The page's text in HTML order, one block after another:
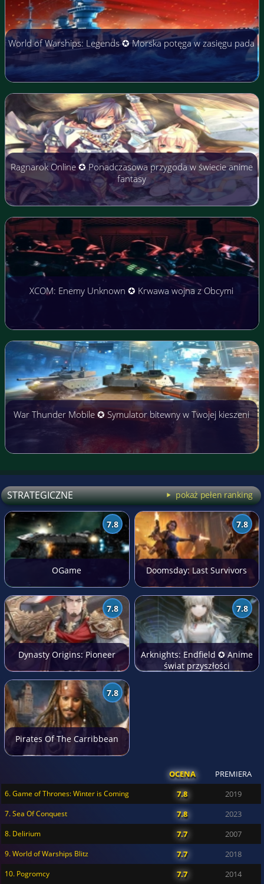
World of Warships: Legends ✪ Morska potęga w zasięgu pada
Ragnarok Online ✪ Ponadczasowa przygoda w świecie anime
fantasy
XCOM: Enemy Unknown ✪ Krwawa wojna z Obcymi
War Thunder Mobile ✪ Symulator bitewny w Twojej kieszeni
STRATEGICZNE pokaż pełen ranking
7.8
OGame
7.8
Doomsday: Last Survivors
7.8
Dynasty Origins: Pioneer
7.8
Arknights: Endfield ✪ Anime
świat przyszłości
7.8
Pirates Of The Carribbean
OCENA PREMIERA
6. Game of Thrones: Winter is Coming 7.8 2019
7. Sea Of Conquest 7.8 2023
8. Delirium 7.7 2007
9. World of Warships Blitz 7.7 2018
10. Pogromcy 7.7 2014